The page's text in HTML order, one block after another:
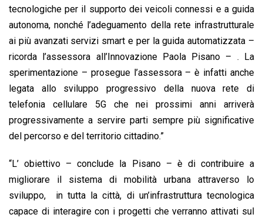
tecnologiche per il supporto dei veicoli connessi e a guida
autonoma, nonché l’adeguamento della rete infrastrutturale
ai più avanzati servizi smart e per la guida automatizzata –
ricorda l’assessora all’Innovazione Paola Pisano – . La
sperimentazione – prosegue l’assessora – è infatti anche
legata allo sviluppo progressivo della nuova rete di
telefonia cellulare 5G che nei prossimi anni arriverà
progressivamente a servire parti sempre più significative
del percorso e del territorio cittadino.”
“L’ obiettivo – conclude la Pisano – è di contribuire a
migliorare il sistema di mobilità urbana attraverso lo
sviluppo, in tutta la città, di un’infrastruttura tecnologica
capace di interagire con i progetti che verranno attivati sul